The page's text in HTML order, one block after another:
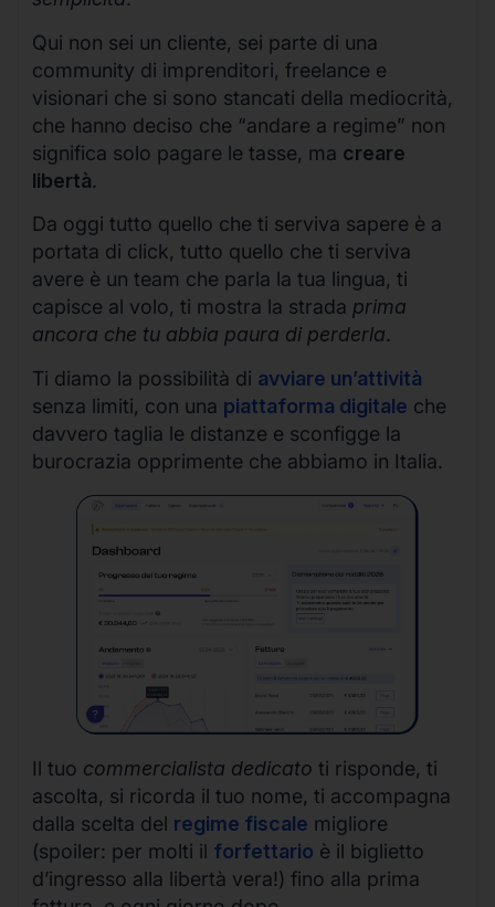
Qui non sei un cliente, sei parte di una
community di imprenditori, freelance e
visionari che si sono stancati della mediocrità,
che hanno deciso che “andare a regime” non
significa solo pagare le tasse, ma creare
libertà.
Da oggi tutto quello che ti serviva sapere è a
portata di click, tutto quello che ti serviva
avere è un team che parla la tua lingua, ti
capisce al volo, ti mostra la strada prima
ancora che tu abbia paura di perderla.
Ti diamo la possibilità di avviare un’attività
senza limiti, con una piattaforma digitale che
davvero taglia le distanze e sconfigge la
burocrazia opprimente che abbiamo in Italia.
Il tuo commercialista dedicato ti risponde, ti
ascolta, si ricorda il tuo nome, ti accompagna
dalla scelta del regime fiscale migliore
(spoiler: per molti il forfettario è il biglietto
d’ingresso alla libertà vera!) fino alla prima